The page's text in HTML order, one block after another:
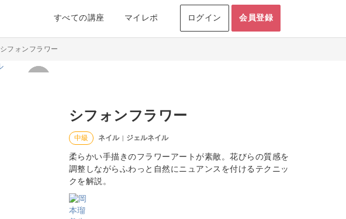
すべての講座 マイレポ ログイン 会員登録
シフォンフラワー
シフォンフラワー
中級 ネイル | ジェルネイル
柔らかい手描きのフラワーアートが素敵。花びらの質感を
調整しながらふわっと自然にニュアンスを付けるテクニッ
クを解説。